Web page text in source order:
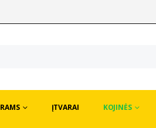
ĮTVARAI KOJINĖS